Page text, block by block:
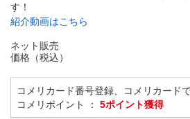
す！
紹介動画はこちら
ネット販売
価格（税込）
コメリカード番号登録、コメリカード
コメリポイント ： 5ポイント獲得